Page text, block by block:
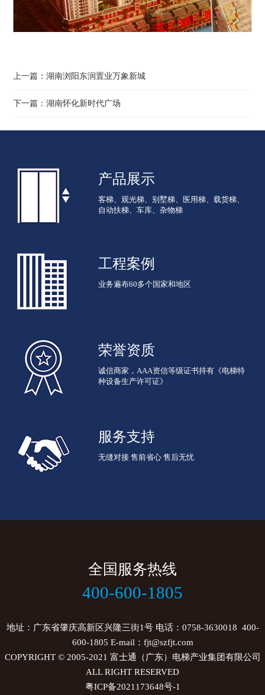
上一篇：湖南浏阳东润置业万象新城
下一篇：湖南怀化新时代广场
产品展示
客梯、观光梯、别墅梯、医用梯、载货梯、
自动扶梯、车库、杂物梯
工程案例
业务遍布60多个国家和地区
荣誉资质
诚信商家，AAA资信等级证书持有《电梯特
种设备生产许可证》
服务支持
无缝对接 售前省心 售后无忧
全国服务热线
400-600-1805
地址：广东省肇庆高新区兴隆三街1号 电话：0758-3630018 400-
600-1805 E-mail：fjt@szfjt.com
COPYRIGHT © 2005-2021 富士通（广东）电梯产业集团有限公司
ALL RIGHT RESERVED
粤ICP备2021173648号-1